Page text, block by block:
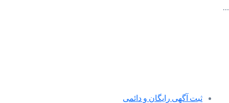
…
ثبت آگهی رایگان و دائمی